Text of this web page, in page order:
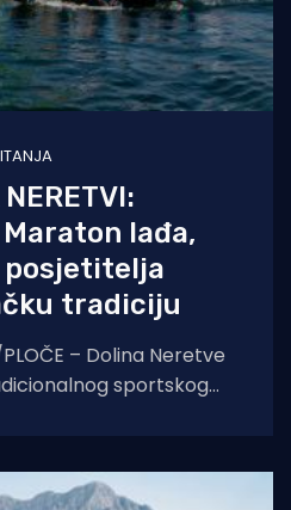
lađa,
tradiciju
– Dolina Neretve
sportskog